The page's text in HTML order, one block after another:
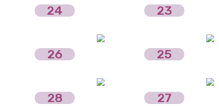
23
24
25
26
27
28